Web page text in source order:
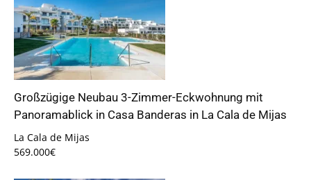
Großzügige Neubau 3-Zimmer-Eckwohnung mit
Panoramablick in Casa Banderas in La Cala de Mijas
La Cala de Mijas
569.000€